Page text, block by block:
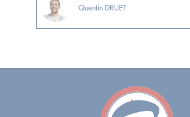
Quentin DRUET